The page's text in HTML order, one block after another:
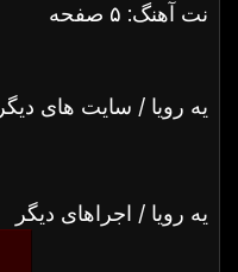
نت آهنگ: ۵ صفحه
یه رویا / سایت های دیگر
یه رویا / اجراهای دیگر